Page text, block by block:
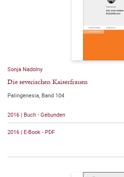
Sonja Nadolny
Die severischen Kaiserfrauen
Palingenesia, Band 104
2016 | Buch - Gebunden
2016 | E-Book - PDF